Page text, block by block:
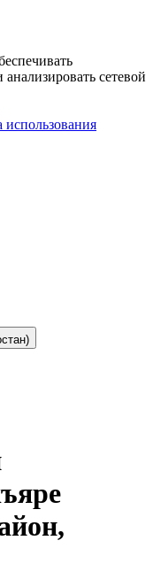
сетевой
использования